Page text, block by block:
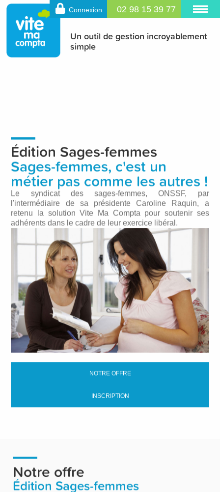
Un outil de gestion incroyablement
simple
Connexion 02 98 15 39 77
Édition Sages-femmes
Sages-femmes, c'est un
métier pas comme les autres !
Le syndicat des sages-femmes, ONSSF, par
l'intermédiaire de sa présidente Caroline Raquin, a
retenu la solution Vite Ma Compta pour soutenir ses
adhérents dans le cadre de leur exercice libéral.
NOTRE OFFRE
INSCRIPTION
Notre offre
Édition Sages-femmes